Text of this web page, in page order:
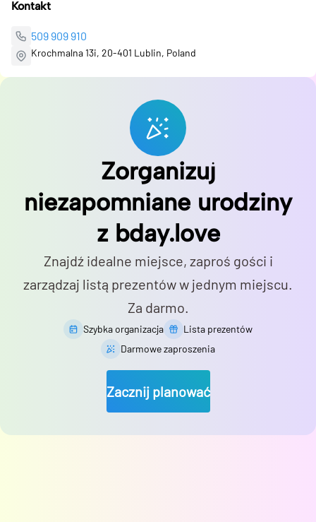
Kontakt
509 909 910
Krochmalna 13i, 20-401 Lublin, Poland
Zorganizuj
niezapomniane urodziny
z bday.love
Znajdź idealne miejsce, zaproś gości i
zarządzaj listą prezentów w jednym miejscu.
Za darmo.
Szybka organizacja
Lista prezentów
Darmowe zaproszenia
Zacznij planować